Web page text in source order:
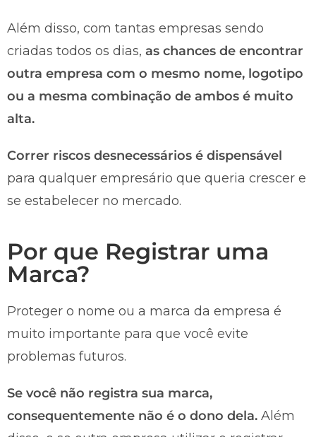
Além disso, com tantas empresas sendo
criadas todos os dias, as chances de encontrar
outra empresa com o mesmo nome, logotipo
ou a mesma combinação de ambos é muito
alta.
Correr riscos desnecessários é dispensável
para qualquer empresário que queria crescer e
se estabelecer no mercado.
Por que Registrar uma
Marca?
Proteger o nome ou a marca da empresa é
muito importante para que você evite
problemas futuros.
Se você não registra sua marca,
consequentemente não é o dono dela. Além